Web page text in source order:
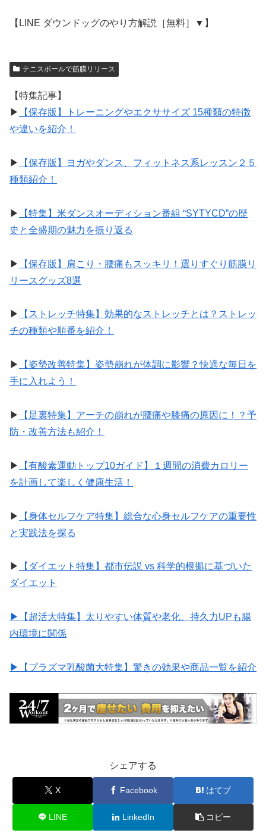
【LINE ダウンドッグのやり方解説［無料］▼】
テニスボールで筋膜リリース
【特集記事】
▶︎
【保存版】トレーニングやエクササイズ 15種類の特徴
や違いを紹介！
▶︎
【保存版】ヨガやダンス、フィットネス系レッスン２５
種類紹介！
▶︎
【特集】米ダンスオーディション番組 “SYTYCD”の歴
史と全盛期の魅力を振り返る
▶︎
【保存版】肩こり・腰痛もスッキリ！選りすぐり筋膜リ
リースグッズ8選
▶︎
【ストレッチ特集】効果的なストレッチとは？ストレッ
チの種類や順番を紹介！
▶︎
【姿勢改善特集】姿勢崩れが体調に影響？快適な毎日を
手に入れよう！
▶︎
【足裏特集】アーチの崩れが腰痛や膝痛の原因に！？予
防・改善方法も紹介！
▶︎
【有酸素運動トップ10ガイド】１週間の消費カロリー
を計画して楽しく健康生活！
▶︎
【身体セルフケア特集】総合な心身セルフケアの重要性
と実践法を探る
▶︎
【ダイエット特集】都市伝説 vs 科学的根拠に基づいた
ダイエット
▶︎【超活大特集】太りやすい体質や老化、持久力UPも腸
内環境に関係
▶︎【プラズマ乳酸菌大特集】驚きの効果や商品一覧を紹介
シェアする
X Facebook はてブ
LINE LinkedIn コピー